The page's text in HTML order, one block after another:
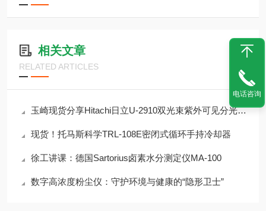
相关文章
RELATED ARTICLES
玉崎现货分享Hitachi日立U-2910双光束紫外可见分光光度计
现货！托马斯科学TRL-108E密闭式循环手持冷却器
徐工讲课：德国Sartorius卤素水分测定仪MA-100
数字高浓度粉尘仪：守护环境与健康的“隐形卫士”
电话咨询